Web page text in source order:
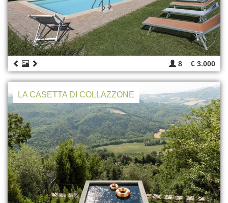
8 € 3.000
LA CASETTA DI COLLAZZONE